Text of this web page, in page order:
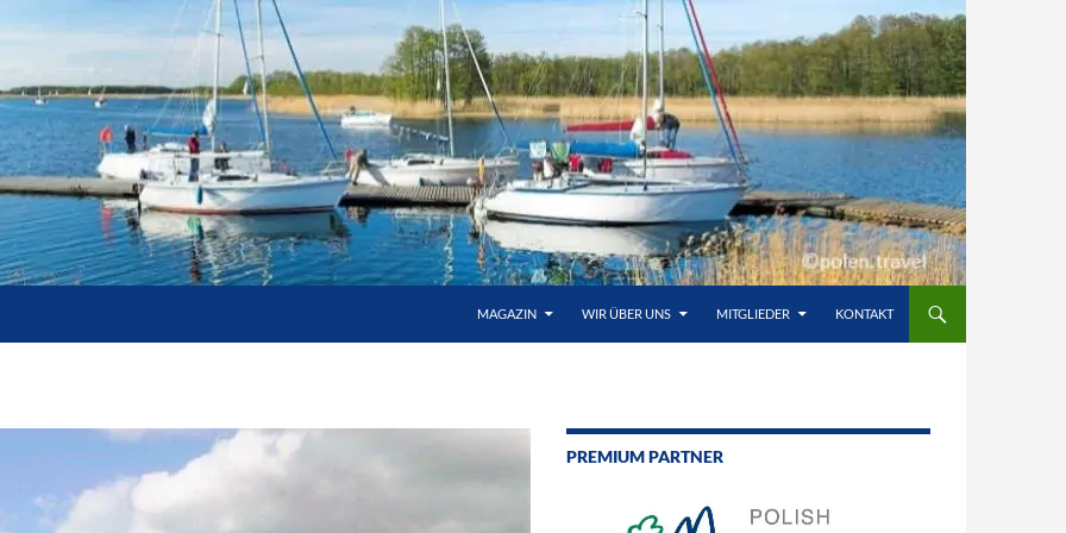
MAGAZIN WIR ÜBER UNS MITGLIEDER KONTAKT
PREMIUM PARTNER